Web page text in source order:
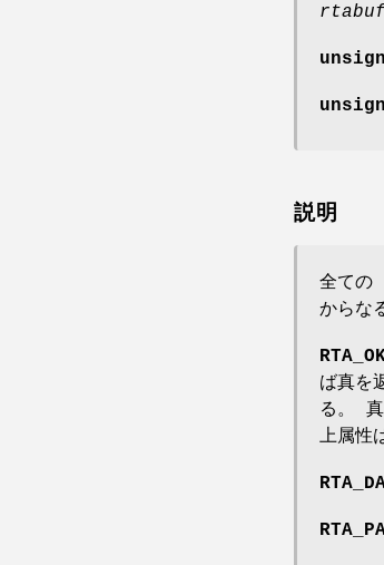
説明
全ての
からな
ば真を
る。
上属性